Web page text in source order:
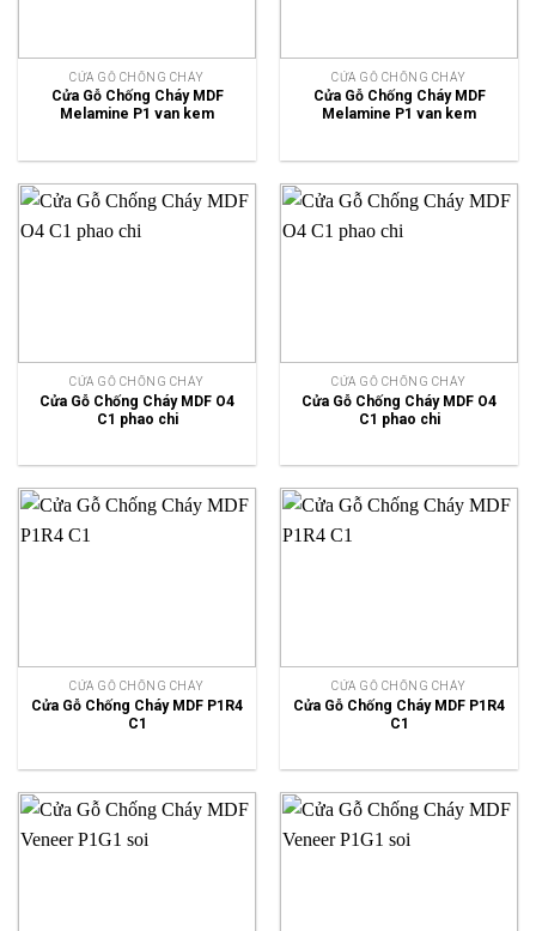
CỬA GỖ CHỐNG CHÁY
Cửa Gỗ Chống Cháy MDF
Melamine P1 van kem
CỬA GỖ CHỐNG CHÁY
Cửa Gỗ Chống Cháy MDF
Melamine P1 van kem
CỬA GỖ CHỐNG CHÁY
Cửa Gỗ Chống Cháy MDF O4
C1 phao chi
CỬA GỖ CHỐNG CHÁY
Cửa Gỗ Chống Cháy MDF O4
C1 phao chi
CỬA GỖ CHỐNG CHÁY
Cửa Gỗ Chống Cháy MDF P1R4
C1
CỬA GỖ CHỐNG CHÁY
Cửa Gỗ Chống Cháy MDF P1R4
C1